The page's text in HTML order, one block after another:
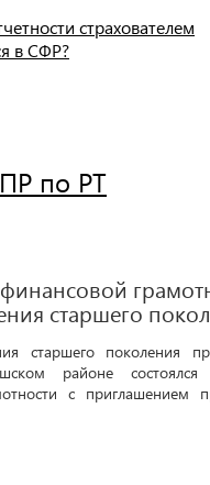
страхователем
в СФР?
по РТ
старшего
старшего поколения
районе
с приглашением